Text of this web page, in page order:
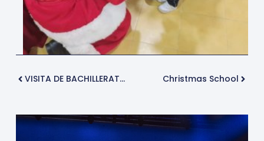
VISITA DE BACHILLERATO CIENTÍFICO A LA UNIVERSIDAD DE VALENCIA Christmas School